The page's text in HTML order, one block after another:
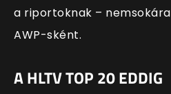
a riportoknak – nemsokára
AWP-sként.
A HLTV TOP 20 EDDIG